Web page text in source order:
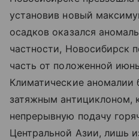
установив новый
осадков оказался
частности, Новосибирск
часть от положенной
Климатические
затяжным антициклоном,
непрерывную подачу
Центральной Азии, лишь